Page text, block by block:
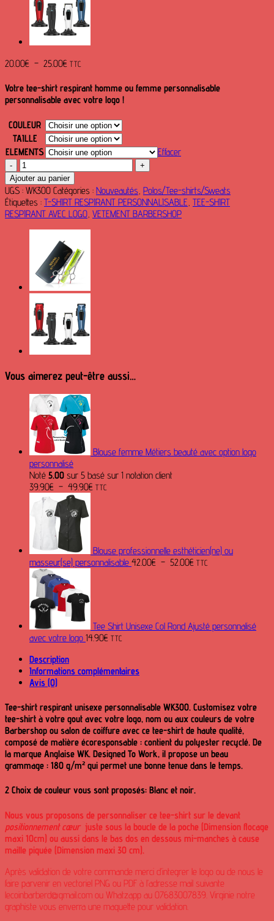
20.00€ – 25.00€ Plage
prix :
20.00€
25.00€
TTC
Votre tee-shirt respirant homme ou femme personnalisable
personnalisable avec votre logo !
COULEUR
TAILLE
ELEMENTS
Effacer
quantité
de
Tee-
shirt
respirant
Ajouter au panier
UGS : WK300 Catégories : Nouveautés, Polos/Tee-shirts/Sweats
Étiquettes : T-SHIRT RESPIRANT PERSONNALISABLE, TEE-SHIRT
RESPIRANT AVEC LOGO, VETEMENT BARBERSHOP
Vous aimerez peut-être aussi…
Blouse femme Métiers beauté avec option logo
personnalisé
Noté 5.00 sur 5 basé sur 1 notation client
39.90€ – 49.90€ Plage
49.90€
TTC
Blouse professionnelle esthéticien(ne) ou
masseur(se) personnalisable 42.00€ – 52.00€ Plage
52.00€
TTC
Tee Shirt Unisexe Col Rond Ajusté personnalisé
avec votre logo 14.90€ TTC
Description
Informations complémentaires
Avis (0)
Tee-shirt respirant unisexe personnalisable WK300. Customisez votre
tee-shirt à votre gout avec votre logo, nom ou aux couleurs de votre
Barbershop ou salon de coiffure avec ce tee-shirt de haute qualité,
composé de matière écoresponsable : contient du polyester recyclé. De
la marque Anglaise WK. Designed To Work, il propose un beau
grammage : 180 g/m² qui permet une bonne tenue dans le temps.
2 Choix de couleur vous sont proposés: Blanc et noir.
Nous vous proposons de personnaliser ce tee-shirt sur le devant
positionnement cœurjuste sous la boucle de la poche (Dimension flocage
maxi 10cm) ou aussi dans le bas dos en dessous mi-manches à cause
maille piquée (Dimension maxi 30 cm).
Après validation de votre commande merci d’integrer le logo ou de nous le
faire parvenir en vectoriel PNG ou PDF à l’adresse mail suivante
lecoinbarberd@gmail.com ou Whatzapp au 07683007839. Virginie notre
graphiste vous enverra une maquette pour validation.